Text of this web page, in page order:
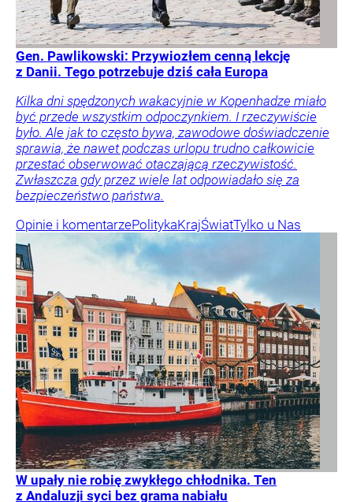
Gen. Pawlikowski: Przywiozłem cenną lekcję
z Danii. Tego potrzebuje dziś cała Europa
Kilka dni spędzonych wakacyjnie w Kopenhadze miało
być przede wszystkim odpoczynkiem. I rzeczywiście
było. Ale jak to często bywa, zawodowe doświadczenie
sprawia, że nawet podczas urlopu trudno całkowicie
przestać obserwować otaczającą rzeczywistość.
Zwłaszcza gdy przez wiele lat odpowiadało się za
bezpieczeństwo państwa.
Opinie i komentarzePolitykaKrajŚwiatTylko u Nas
W upały nie robię zwykłego chłodnika. Ten
z Andaluzji syci bez grama nabiału